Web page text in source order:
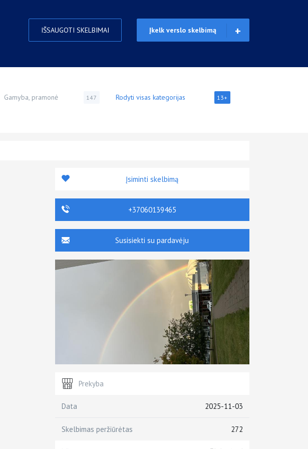
IŠSAUGOTI SKELBIMAI Įkelk verslo skelbimą
Gamyba, pramonė 147 Rodyti visas kategorijas 13+
Įsiminti skelbimą
+37060139465
Susisiekti su pardavėju
Prekyba
Data 2025-11-03
Skelbimas peržiūrėtas 272